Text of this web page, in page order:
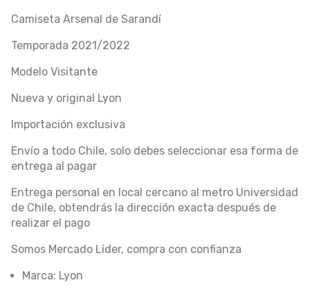
Camiseta Arsenal de Sarandí
Temporada 2021/2022
Modelo Visitante
Nueva y original Lyon
Importación exclusiva
Envío a todo Chile, solo debes seleccionar esa forma de
entrega al pagar
Entrega personal en local cercano al metro Universidad
de Chile, obtendrás la dirección exacta después de
realizar el pago
Somos Mercado Líder, compra con confianza
Marca: Lyon